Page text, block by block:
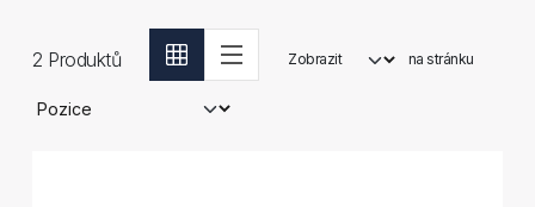
2 Produktů Zobrazit na stránku